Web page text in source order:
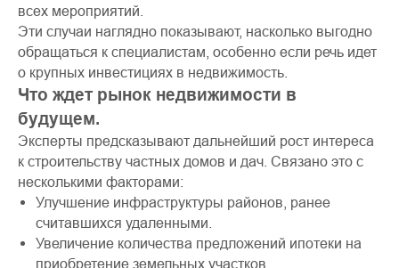
всех мероприятий.
Эти случаи наглядно показывают, насколько выгодно
обращаться к специалистам, особенно если речь идет
о крупных инвестициях в недвижимость.
Что ждет рынок недвижимости в
будущем.
Эксперты предсказывают дальнейший рост интереса
к строительству частных домов и дач. Связано это с
несколькими факторами:
Улучшение инфраструктуры районов, ранее
считавшихся удаленными.
Увеличение количества предложений ипотеки на
приобретение земельных участков.